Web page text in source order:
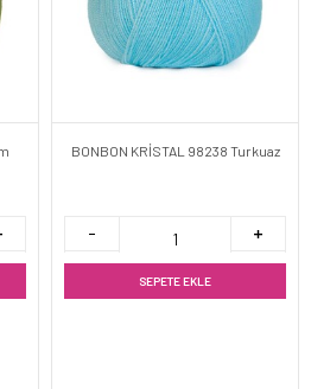
BONBON KRİSTAL 98238 Turkuaz
SEPETE EKLE